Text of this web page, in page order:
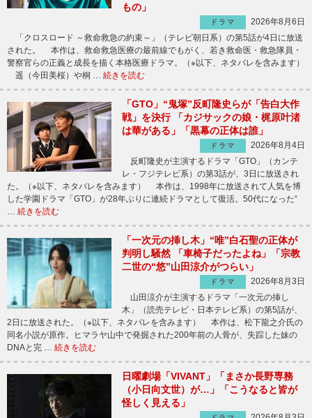
もの」
ドラマ
2026年8月6日
「クロスロード ～救命救急の約束～」（テレビ朝日系）の第5話が4日に放送
された。 本作は、救命救急医療の最前線でもがく、若き救命医・救急隊員・
警察官らの正義と成長を描く本格医療ドラマ。（※以下、ネタバレを含みます）
遥（今田美桜）や桐 … 続きを読む
「GTO」“鬼塚”反町隆史らが「告白大作
戦」を決行 「カジサックの娘・梶原叶渚
は華がある」「黒幕の正体は誰」
ドラマ
2026年8月4日
反町隆史が主演するドラマ「GTO」（カンテ
レ・フジテレビ系）の第3話が、3日に放送され
た。（※以下、ネタバレを含みます） 本作は、1998年に放送されて人気を博
した学園ドラマ「GTO」が28年ぶりに連続ドラマとして復活。50代になった“
続きを読む
「一次元の挿し木」“唯”白石聖の正体が
判明し騒然 「車椅子だったよね」「宗教
二世の“悠”山田涼介がつらい」
ドラマ
2026年8月3日
山田涼介が主演するドラマ「一次元の挿し
木」（読売テレビ・日本テレビ系）の第5話が、
2日に放送された。（※以下、ネタバレを含みます） 本作は、松下龍之介氏の
同名小説が原作。ヒマラヤ山中で発掘された200年前の人骨が、失踪した妹の
DNAと完 … 続きを読む
日曜劇場「VIVANT」「まさか長野専務
（小日向文世）が…」「こうなると皆が
怪しく見える」